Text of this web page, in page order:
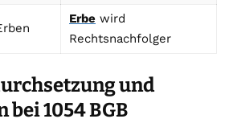
Erbe wird
Rechtsnachfolger
und
bei 1054 BGB